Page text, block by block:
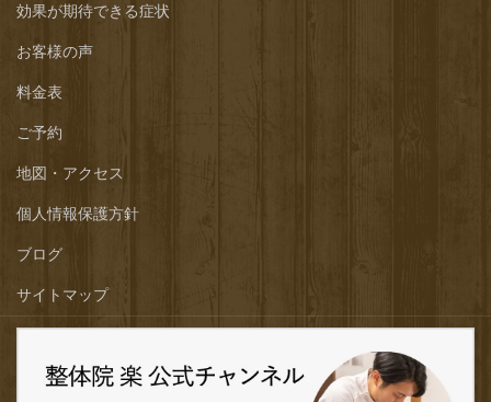
効果が期待できる症状
お客様の声
料金表
ご予約
地図・アクセス
個人情報保護方針
ブログ
サイトマップ